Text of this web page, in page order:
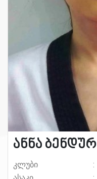
ანნა ბენდურ
კლუბი